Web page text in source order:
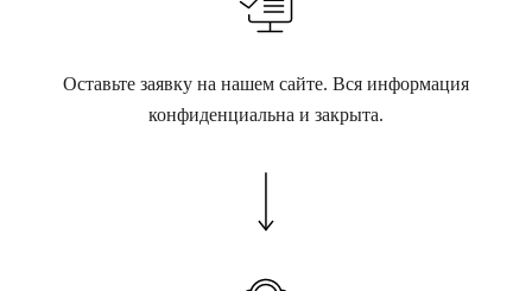
Оставьте заявку на нашем сайте. Вся информация
конфиденциальна и закрыта.